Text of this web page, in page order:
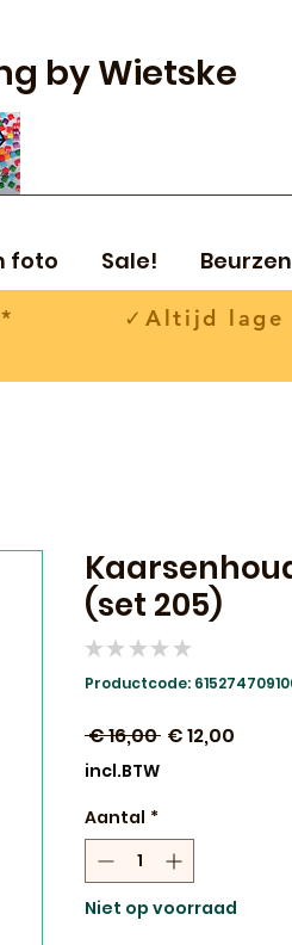
by Wietske
foto Sale! Beurzen
✓Altijd
(set 205)
★ ★ ★ ★ ★
Productcode:
€ 16,00 Normale
€ 12,00
incl.BTW
Aantal *
Niet op voorraad